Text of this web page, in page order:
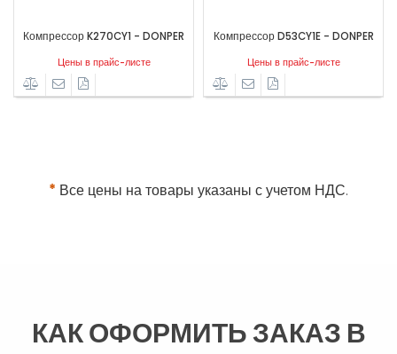
Компрессор K270CY1 - DONPER
Цены в прайс-листе
Компрессор D53CY1E - DONPER
Цены в прайс-листе
* Все цены на товары указаны с учетом НДС.
КАК ОФОРМИТЬ ЗАКАЗ В